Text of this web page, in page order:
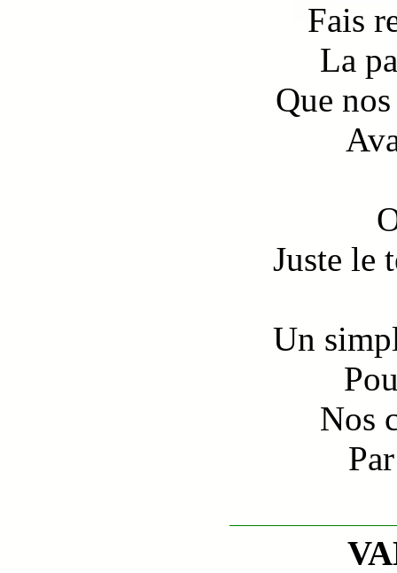
Fais
La
Que
Juste le
Un
Nos